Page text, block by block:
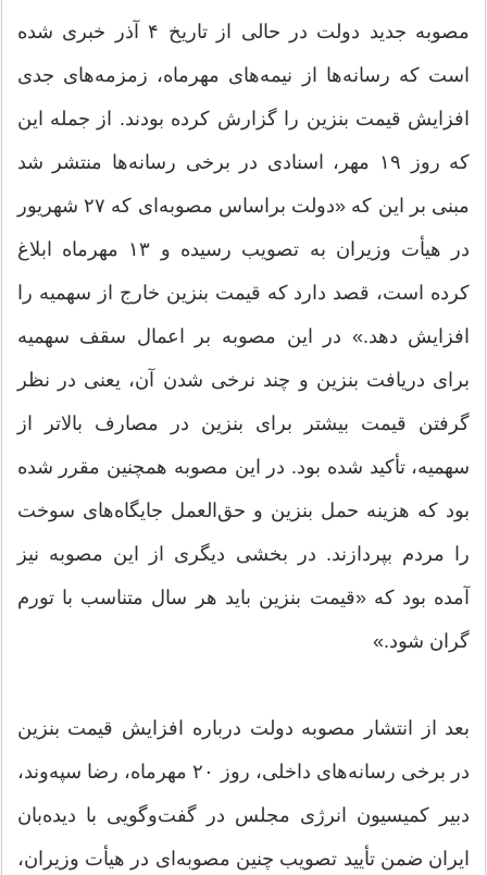
مصوبه جدید دولت در حالی از تاریخ ۴ آذر خبری شده
است که رسانه‌ها از نیمه‌های مهرماه، زمزمه‌های جدی
افزایش قیمت بنزین را گزارش کرده بودند. از جمله این
که روز ۱۹ مهر، اسنادی در برخی رسانه‌ها منتشر شد
مبنی بر این که «دولت براساس مصوبه‌ای که ۲۷ شهریور
در هیأت وزیران به تصویب رسیده و ۱۳ مهرماه ابلاغ
کرده است، قصد دارد که قیمت بنزین خارج از سهمیه را
افزایش دهد.» در این مصوبه بر اعمال سقف سهمیه
برای دریافت بنزین و چند نرخی شدن آن، یعنی در نظر
گرفتن قیمت بیشتر برای بنزین در مصارف بالاتر از
سهمیه، تأکید شده بود. در این مصوبه همچنین مقرر شده
بود که هزینه حمل بنزین و حق‌العمل جایگاه‌های سوخت
را مردم بپردازند. در بخشی دیگری از این مصوبه نیز
آمده بود که «قیمت بنزین باید هر سال متناسب با تورم
گران شود.»
بعد از انتشار مصوبه دولت درباره افزایش قیمت بنزین
در برخی رسانه‌های داخلی، روز ۲۰ مهرماه، رضا سپه‌وند،
دبیر کمیسیون انرژی مجلس در گفت‌وگویی با دیده‌بان
ایران ضمن تأیید تصویب چنین مصوبه‌ای در هیأت وزیران،